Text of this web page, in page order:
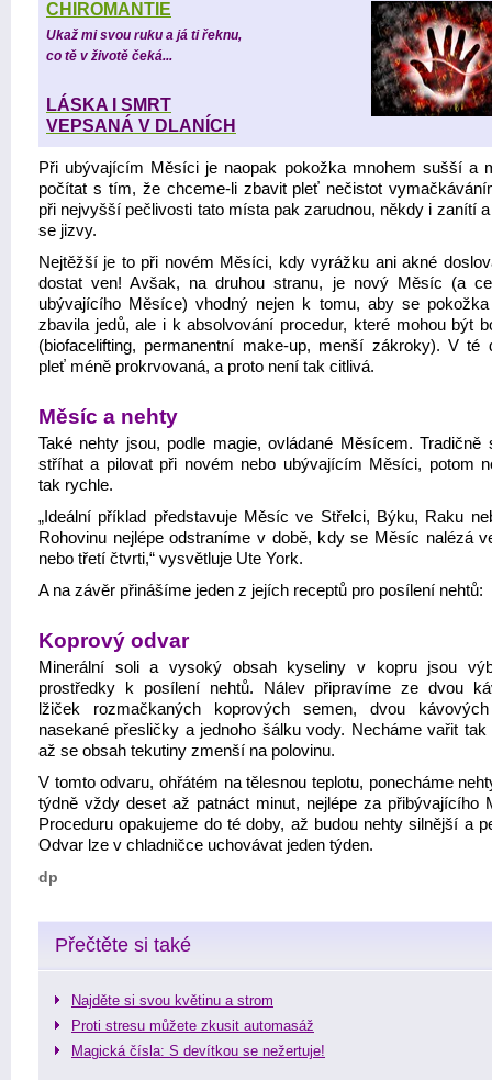
CHIROMANTIE
Ukaž mi svou ruku a já ti řeknu,
co tě v životě čeká...
LÁSKA I SMRT
VEPSANÁ V DLANÍCH
Při ubývajícím Měsíci je naopak pokožka mnohem sušší a
počítat s tím, že chceme-li zbavit pleť nečistot
při nejvyšší pečlivosti tato místa pak zarudnou, někdy i zanítí
se jizvy.
Nejtěžší je to při novém Měsíci, kdy vyrážku ani akné
dostat ven! Avšak, na druhou stranu, je nový Měsíc (a
ubývajícího Měsíce) vhodný nejen k tomu, aby se pokožka
zbavila jedů, ale i k absolvování procedur, které mohou být
(biofacelifting, permanentní make-up, menší zákroky). V té
pleť méně prokrvovaná, a proto není tak citlivá.
Měsíc a nehty
Také nehty jsou, podle magie, ovládané Měsícem. Tradičně
stříhat a pilovat při novém nebo ubývajícím Měsíci, potom
tak rychle.
„Ideální příklad představuje Měsíc ve Střelci, Býku, Raku
Rohovinu nejlépe odstraníme v době, kdy se Měsíc nalézá
nebo třetí čtvrti,“ vysvětluje Ute York.
A na závěr přinášíme jeden z jejích receptů pro posílení nehtů:
Koprový odvar
Minerální soli a vysoký obsah kyseliny v kopru jsou
prostředky k posílení nehtů. Nálev připravíme ze dvou
lžiček rozmačkaných koprových semen, dvou
nasekané přesličky a jednoho šálku vody. Necháme vařit tak
až se obsah tekutiny zmenší na polovinu.
V tomto odvaru, ohřátém na tělesnou teplotu, ponecháme
týdně vždy deset až patnáct minut, nejlépe za přibývajícího
Proceduru opakujeme do té doby, až budou nehty silnější a
Odvar lze v chladničce uchovávat jeden týden.
dp
Přečtěte si také
Najděte si svou květinu a strom
Proti stresu můžete zkusit automasáž
Magická čísla: S devítkou se nežertuje!